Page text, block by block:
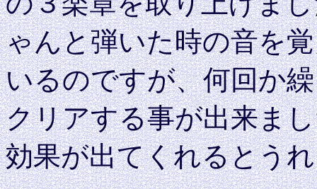
ゃんと弾いた時の音を
いるのですが、何回か
クリアする事が出来ま
効果が出てくれるとう